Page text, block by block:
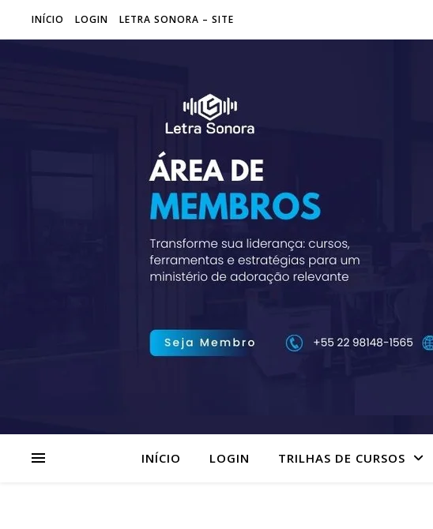
INÍCIO LOGIN LETRA SONORA – SITE
INÍCIO LOGIN TRILHAS DE CURSOS